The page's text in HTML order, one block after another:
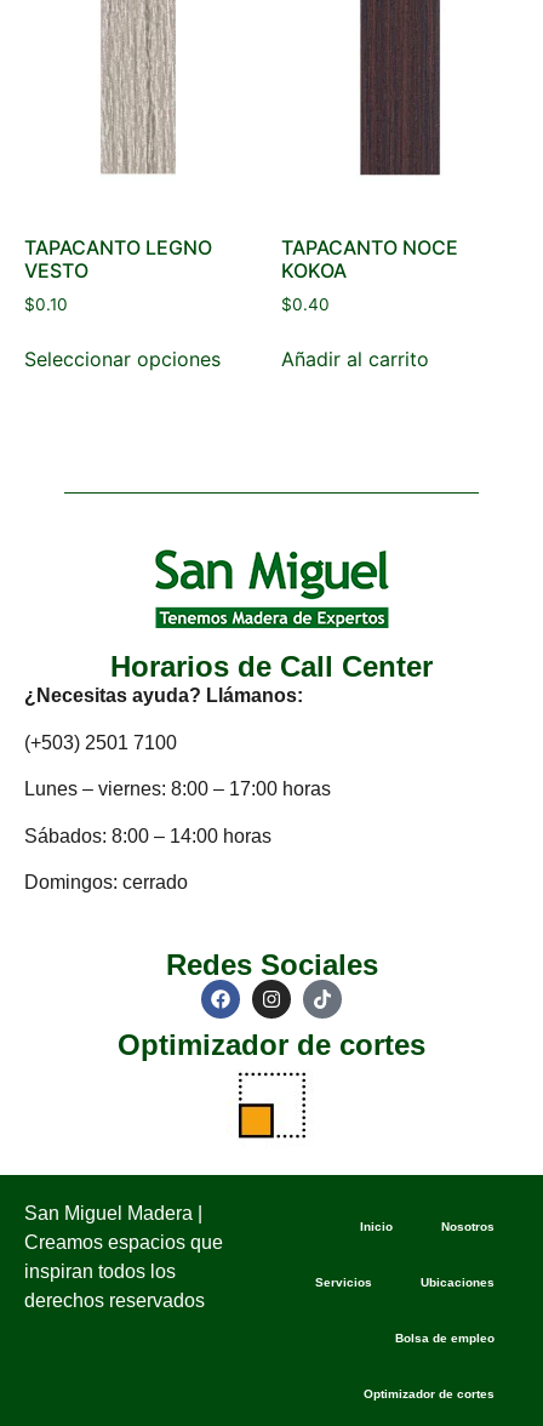
TAPACANTO LEGNO
VESTO
$0.10
Seleccionar opciones
TAPACANTO NOCE
KOKOA
$0.40
Añadir al carrito
Horarios de Call Center
¿Necesitas ayuda? Llámanos:
(+503) 2501 7100
Lunes – viernes: 8:00 – 17:00 horas
Sábados: 8:00 – 14:00 horas
Domingos: cerrado
Redes Sociales
Optimizador de cortes
San Miguel Madera |
Creamos espacios que
inspiran todos los
derechos reservados
Inicio Nosotros
Servicios Ubicaciones
Bolsa de empleo
Optimizador de cortes